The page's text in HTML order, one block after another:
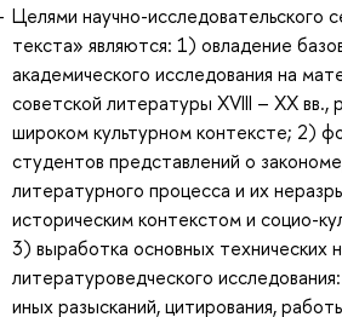
Целями научно-исследовательского
текста» являются: 1) овладение
академического исследования на
советской литературы XVIII – ХХ вв.,
широком культурном контексте; 2)
студентов представлений о
литературного процесса и их
историческим контекстом и социо-
3) выработка основных технических
литературоведческого
иных разысканий, цитирования,